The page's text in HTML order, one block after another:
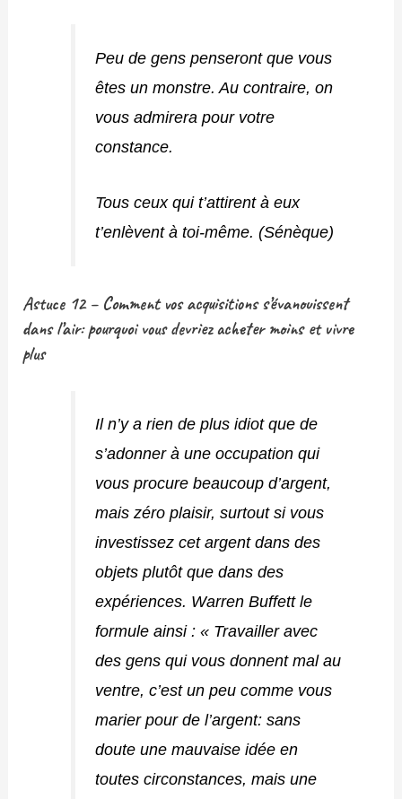
Peu de gens penseront que vous
êtes un monstre. Au contraire, on
vous admirera pour votre
constance.
Tous ceux qui t’attirent à eux
t’enlèvent à toi-même. (Sénèque)
Astuce 12 – Comment vos acquisitions s’évanouissent
dans l’air: pourquoi vous devriez acheter moins et vivre
plus
Il n’y a rien de plus idiot que de
s’adonner à une occupation qui
vous procure beaucoup d’argent,
mais zéro plaisir, surtout si vous
investissez cet argent dans des
objets plutôt que dans des
expériences. Warren Buffett le
formule ainsi : « Travailler avec
des gens qui vous donnent mal au
ventre, c’est un peu comme vous
marier pour de l’argent: sans
doute une mauvaise idée en
toutes circonstances, mais une